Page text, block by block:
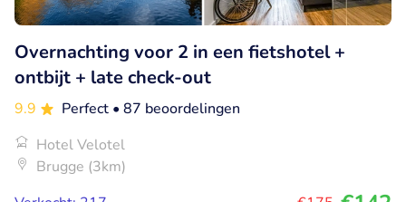
Overnachting voor 2 in een fietshotel +
ontbijt + late check-out
9.9 Perfect • 87 beoordelingen
Hotel Velotel
Brugge (3km)